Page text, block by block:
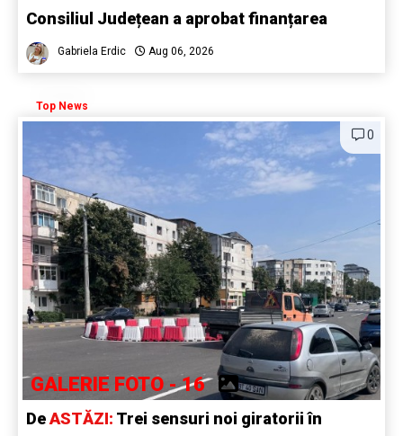
Consiliul Județean a aprobat finanțarea
Gabriela Erdic Aug 06, 2026
Top News
0
GALERIE FOTO - 16
DeASTĂZI: Trei sensuri noi giratorii în